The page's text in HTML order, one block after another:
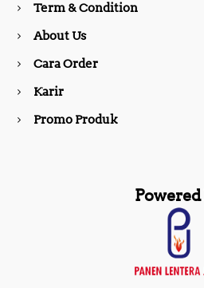
k
Term & Condition
About Us
Cara Order
Karir
Promo Produk
Powered